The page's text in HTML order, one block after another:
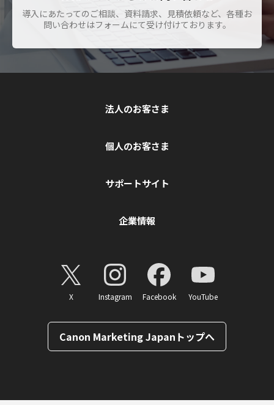
導入にあたってのご相談、資料請求、見積依頼など、各種お
問い合わせはフォームにて受け付けております。
法人のお客さま
個人のお客さま
サポートサイト
企業情報
X Instagram Facebook YouTube
Canon Marketing Japanトップへ